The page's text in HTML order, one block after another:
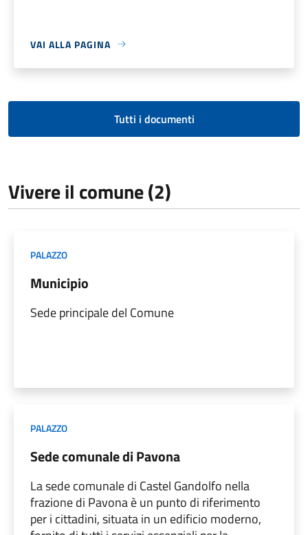
VAI ALLA PAGINA
Tutti i documenti
Vivere il comune (2)
PALAZZO
Municipio
Sede principale del Comune
PALAZZO
Sede comunale di Pavona
La sede comunale di Castel Gandolfo nella
frazione di Pavona è un punto di riferimento
per i cittadini, situata in un edificio moderno,